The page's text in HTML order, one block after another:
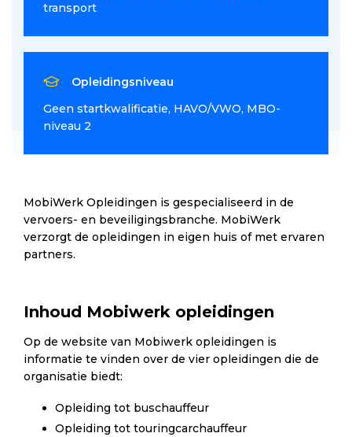
MobiWerk Opleidingen is gespecialiseerd in de
vervoers- en beveiligingsbranche. MobiWerk
verzorgt de opleidingen in eigen huis of met ervaren
partners.
Inhoud Mobiwerk opleidingen
Op de website van Mobiwerk opleidingen is
informatie te vinden over de vier opleidingen die de
organisatie biedt:
Opleiding tot buschauffeur
Opleiding tot touringcarchauffeur
transport
Opleidingsniveau
Geen startkwalificatie HAVO/VWO MBO-
niveau 2